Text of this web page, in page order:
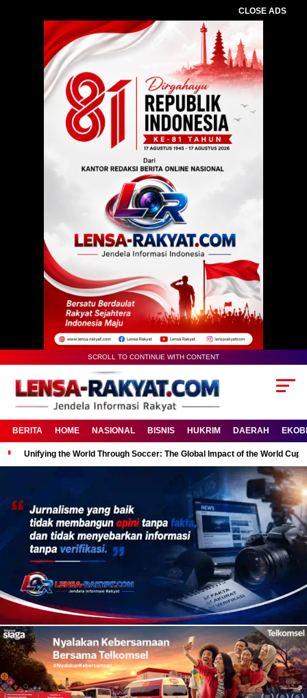
CLOSE ADS
SCROLL TO CONTINUE WITH CONTENT
BERITA HOME NASIONAL BISNIS HUKRIM DAERAH
Unifying the World Through Soccer: The Global Impact of the World Cup